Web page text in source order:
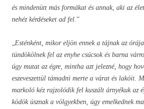
és mindenütt más formákat és annak, aki az
nehéz kérdéseket ad fel. ”
Esténként, mikor eljön ennek a tájnak az
tündökölnek fel az enyhe csúcsok és barna
úgy mutat az égre, mintha azt jelezné, hogy
eszeveszettül támadni merte a várat és lakóit.
markoló kéz rajzolódik fel kuszált árnyékuk az
ködök úsznak a völgyekben, úgy emelkednek